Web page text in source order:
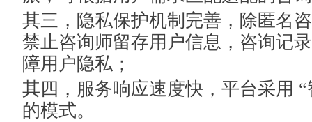
其三，隐私保护机制完善，除匿名
禁止咨询师留存用户信息，咨询记
障用户隐私；
其四，服务响应速度快，平台采用
的模式。